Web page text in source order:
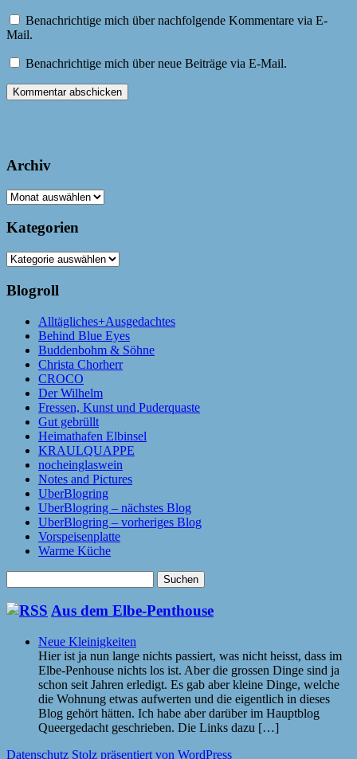
Benachrichtige mich über nachfolgende Kommentare via E-
Mail.
Benachrichtige mich über neue Beiträge via E-Mail.
Archiv
Archiv
Kategorien
Kategorien
Blogroll
Alltägliches+Ausgedachtes
Behind Blue Eyes
Buddenbohm & Söhne
Christa Chorherr
CROCO
Der Wilhelm
Fressen, Kunst und Puderquaste
Gut gebrüllt
Heimathafen Elbinsel
KRAULQUAPPE
nocheinglaswein
Notes and Pictures
UberBlogring
UberBlogring – nächstes Blog
UberBlogring – vorheriges Blog
Vorspeisenplatte
Warme Küche
nach:
Aus dem Elbe-Penthouse
Neue Kleinigkeiten
Hier ist ja nun lange nichts passiert, was nicht heisst, dass im
Elbe-Penhouse nichts los ist. Aber die grossen Dinge sind ja
schon seit Jahren erledigt. Es gab aber kleine Dinge, welche
die Wohnung etwas aufwerten und die eigentlich in dieses
Blog gehört hätten. Ich habe aber darüber im Hauptblog
Queergedacht geschrieben. Die Links dazu […]
Datenschutz Stolz präsentiert von WordPress